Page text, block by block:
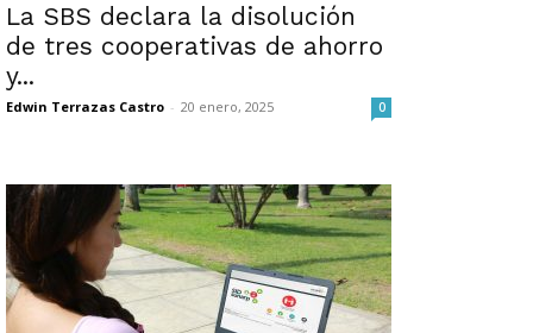
La SBS declara la disolución
de tres cooperativas de ahorro
y...
Edwin Terrazas Castro - 20 enero, 2025 0